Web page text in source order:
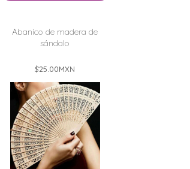
Abanico de madera de
sándalo
$25.00MXN